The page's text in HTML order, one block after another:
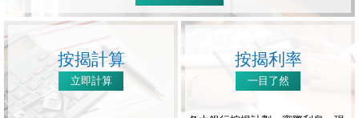
按揭計算
立即計算
按揭利率
一目了然